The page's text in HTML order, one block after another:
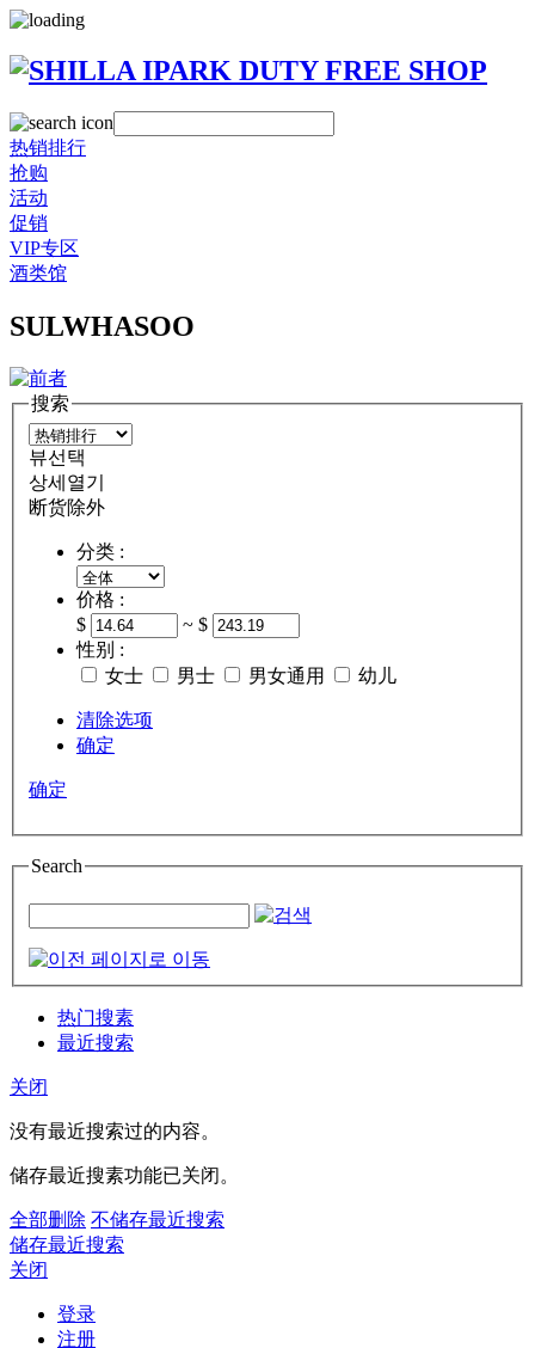
热销排行
抢购
活动
促销
VIP专区
酒类馆
SULWHASOO
搜索
뷰선택
상세열기
断货除外
分类 :
价格 :
$
~ $
性别 :
女士
男士 男女通用 幼儿
清除选项
确定
确定
Search
热门搜素
最近搜索
关闭
没有最近搜索过的内容。
储存最近搜素功能已关闭。
全部删除 不储存最近搜索
储存最近搜索
关闭
登录
注册